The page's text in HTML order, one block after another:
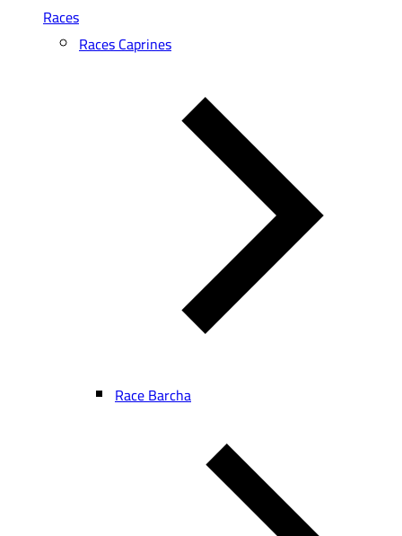
Races
Races Caprines
Race Barcha